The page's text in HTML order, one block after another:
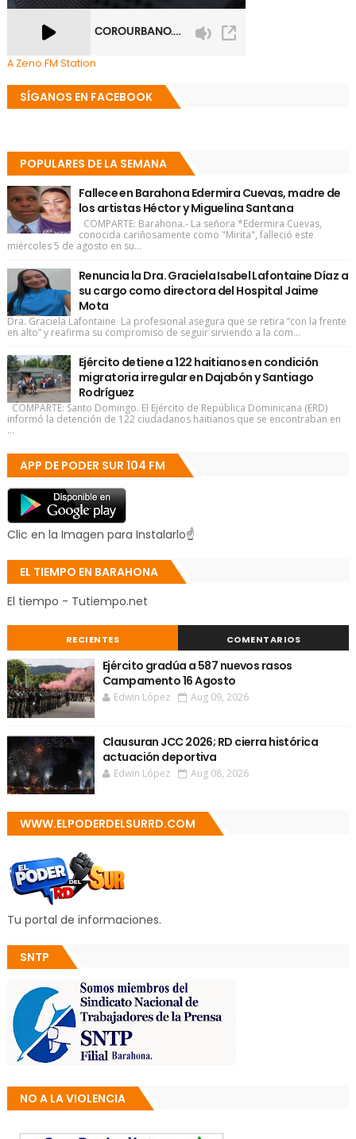
A Zeno.FM Station
SÍGANOS EN FACEBOOK
POPULARES DE LA SEMANA
Fallece en Barahona Edermira Cuevas, madre de
los artistas Héctor y Miguelina Santana
COMPARTE: Barahona.- La señora *Edermira Cuevas,
conocida cariñosamente como "Mirita", falleció este
miércoles 5 de agosto en su...
Renuncia la Dra. Graciela Isabel Lafontaine Díaz a
su cargo como directora del Hospital Jaime
Mota
Dra. Graciela Lafontaine La profesional asegura que se retira “con la frente
en alto” y reafirma su compromiso de seguir sirviendo a la com...
Ejército detiene a 122 haitianos en condición
migratoria irregular en Dajabón y Santiago
Rodríguez
COMPARTE: Santo Domingo. El Ejército de República Dominicana (ERD)
informó la detención de 122 ciudadanos haitianos que se encontraban en
...
APP DE PODER SUR 104 FM
Clic en la Imagen para Instalarlo☝
EL TIEMPO EN BARAHONA
El tiempo - Tutiempo.net
RECIENTES COMENTARIOS
Ejército gradúa a 587 nuevos rasos
Campamento 16 Agosto
Edwin López Aug 09, 2026
Clausuran JCC 2026; RD cierra histórica
actuación deportiva
Edwin López Aug 08, 2026
WWW.ELPODERDELSURRD.COM
Tu portal de informaciones.
SNTP
NO A LA VIOLENCIA